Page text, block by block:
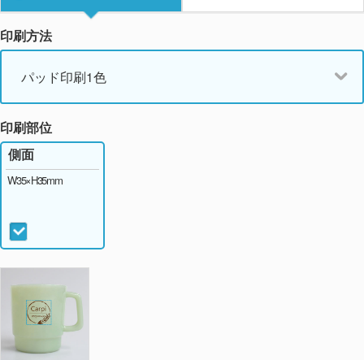
印刷方法
パッド印刷1色
印刷部位
側面
W35×H35mm